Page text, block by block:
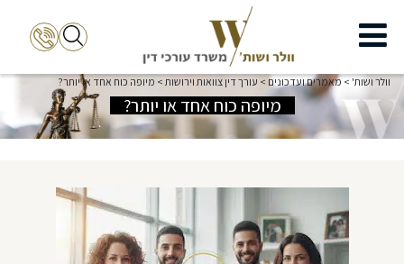
מיופה כוח אחד או יותר?
וולר ושות' > מאמרים ועדכונים > עורך דין צוואות וירושות > מיופה כוח אחד או יותר?